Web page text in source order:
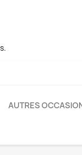
AUTRES